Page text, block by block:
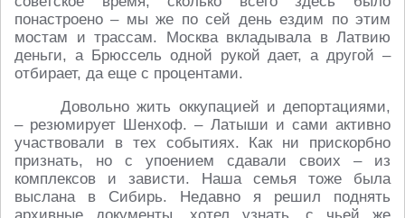
понастроено – мы же по сей день ездим по этим
мостам и трассам. Москва вкладывала в Латвию
деньги, а Брюссель одной рукой дает, а другой –
отбирает, да еще с процентами.
Довольно жить оккупацией и депортациями,
– резюмирует Шенхоф. – Латыши и сами активно
участвовали в тех событиях. Как ни прискорбно
признать, но с упоением сдавали своих – из
комплексов и зависти. Наша семья тоже была
выслана в Сибирь. Недавно я решил поднять